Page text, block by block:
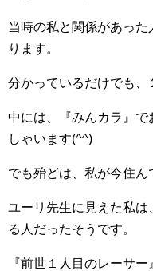
当時の私と関係があっ
ります。
分かっているだけでも、
中には、『みんカラ』で
しゃいます(^^)
でも殆どは、私が今住ん
ユーリ先生に見えた私
る人だったそうです。
『前世１人目のレーサ